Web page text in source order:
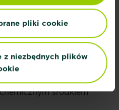
pliki cookie
z niezbędnych plików
na liściach oraz
soki, doprowadza do
a w konsekwencji
Mszyce można
wykorzystując
szkodnika, np.
sposobem jest
środkiem